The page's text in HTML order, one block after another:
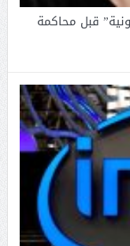
قبل محاكمة